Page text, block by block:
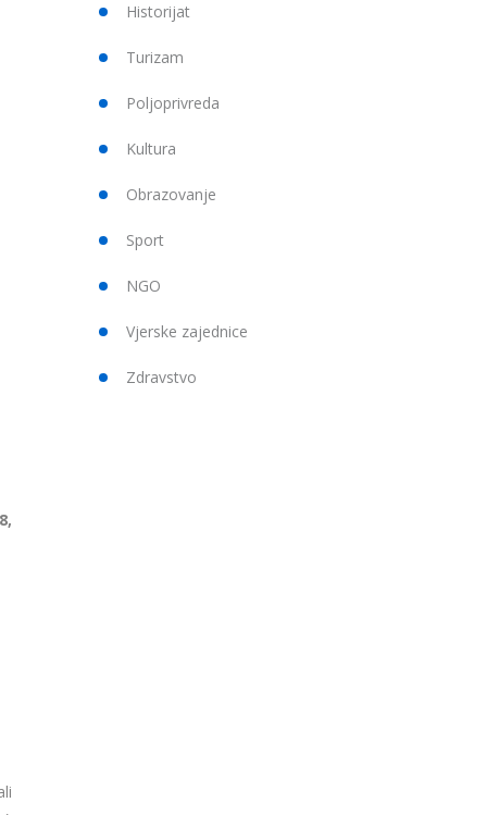
Historijat
Turizam
Poljoprivreda
Kultura
Obrazovanje
Sport
NGO
Vjerske zajednice
Zdravstvo